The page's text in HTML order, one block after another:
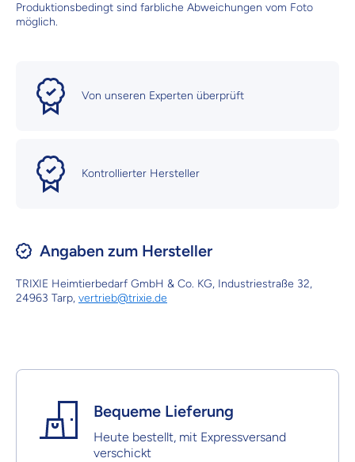
Produktionsbedingt sind farbliche Abweichungen vom Foto
möglich.
Von unseren Experten überprüft
Kontrollierter Hersteller
Angaben zum Hersteller
TRIXIE Heimtierbedarf GmbH & Co. KG, Industriestraße 32,
24963 Tarp, vertrieb@trixie.de
Bequeme Lieferung
Heute bestellt, mit Expressversand
verschickt